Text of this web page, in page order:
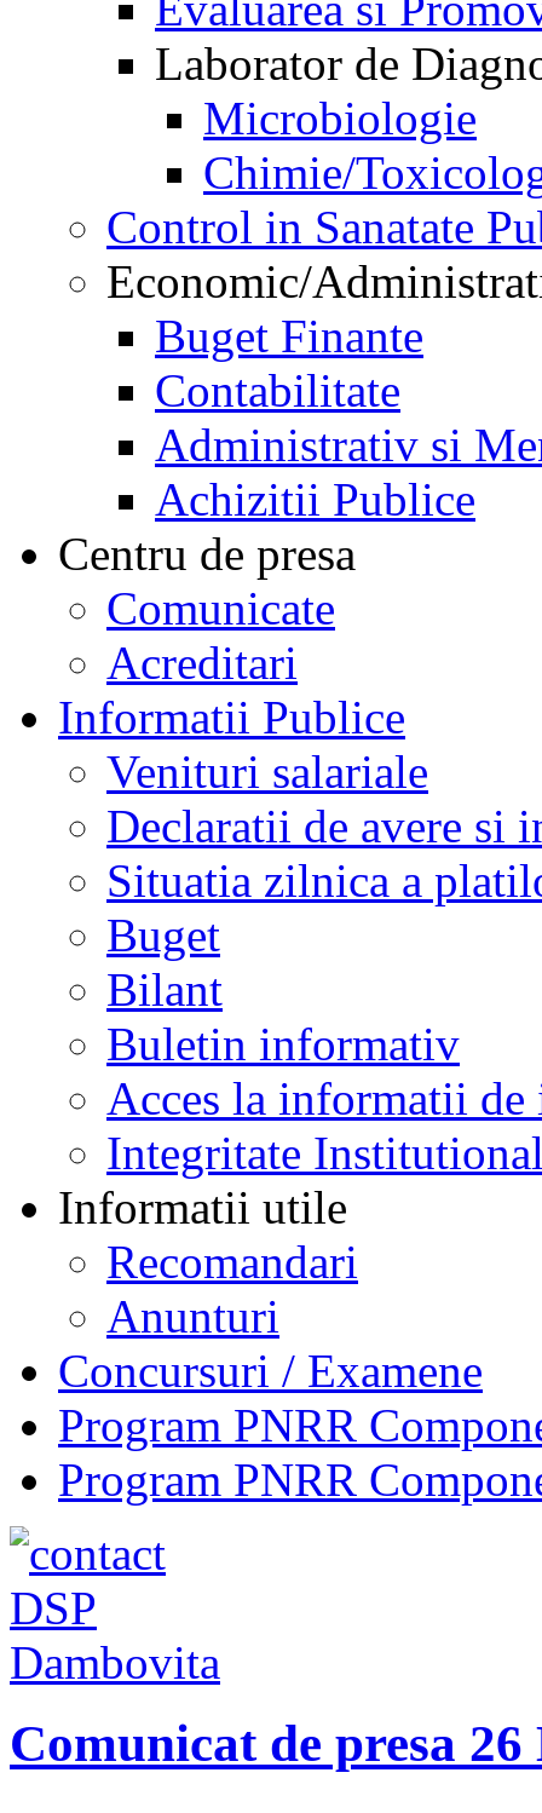
Laborator de
Microbiologie
Chimie/
Control in Sanatate
Economic/
Buget Finante
Contabilitate
Administrativ si
Achizitii Publice
Centru de presa
Comunicate
Acreditari
Informatii Publice
Venituri salariale
Declaratii de avere si
Situatia zilnica a
Buget
Bilant
Buletin informativ
Acces la informatii de
Integritate
Informatii utile
Recomandari
Anunturi
Concursuri / Examene
Program PNRR
Program PNRR
Comunicat de presa